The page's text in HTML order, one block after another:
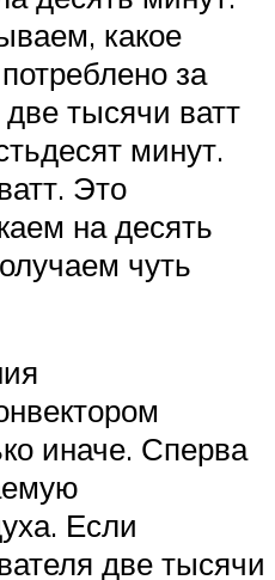
какое
за
тысячи ватт
минут.
Это
на десять
чуть
иначе. Сперва
Если
две тысячи